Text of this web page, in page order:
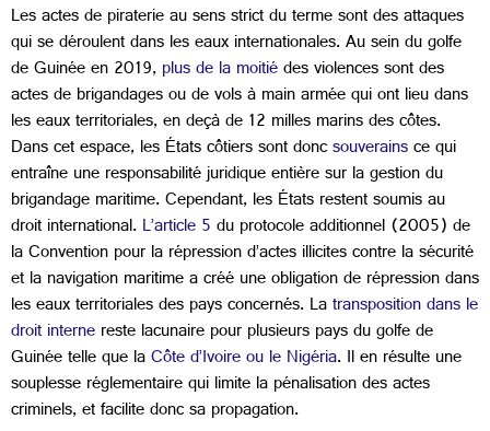
Les actes de piraterie au sens strict du terme sont des attaques
qui se déroulent dans les eaux internationales. Au sein du golfe
de Guinée en 2019,plus de la moitiédes violences sont des
actes de brigandages ou de vols à main armée qui ont lieu dans
les eaux territoriales, en deçà de 12 milles marins des côtes.
Dans cet espace, les États côtiers sont doncsouverainsce qui
entraîne une responsabilité juridique entière sur la gestion du
brigandage maritime. Cependant, les États restent soumis au
droit international.L’article 5du protocole additionnel (2005) de
la Convention pour la répression d’actes illicites contre la sécurité
et la navigation maritime a créé une obligation de répression dans
les eaux territoriales des pays concernés. Latransposition dans le
droit internereste lacunaire pour plusieurs pays du golfe de
Guinée telle que laCôte d’Ivoire ou le Nigéria. Il en résulte une
souplesse réglementaire qui limite la pénalisation des actes
criminels, et facilite donc sa propagation.